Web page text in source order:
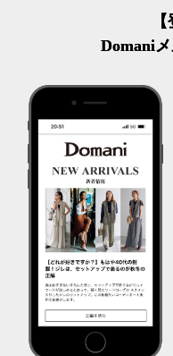
Domani